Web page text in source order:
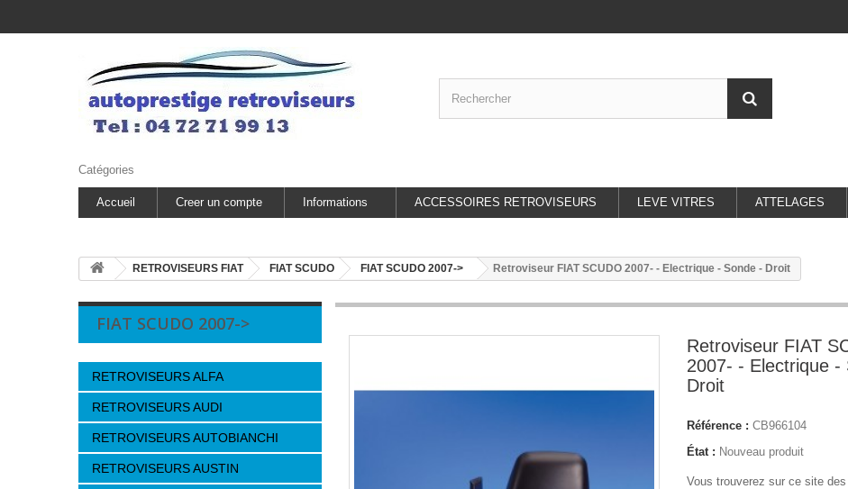
Catégories
Accueil Creer un compte Informations ACCESSOIRES RETROVISEURS LEVE VITRES ATTELAGES
RETROVISEURS FIAT FIAT SCUDO FIAT SCUDO 2007-> Retroviseur FIAT SCUDO 2007- - Electrique - Sonde - Droit
FIAT SCUDO 2007->
RETROVISEURS ALFA
RETROVISEURS AUDI
RETROVISEURS AUTOBIANCHI
RETROVISEURS AUSTIN
Retroviseur FIAT
2007- - Electrique -
Droit
Référence : CB966104
État : Nouveau produit
Vous trouverez sur ce site des